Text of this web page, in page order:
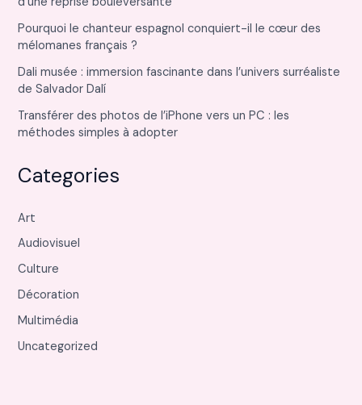
Pourquoi le chanteur espagnol conquiert-il le cœur des
mélomanes français ?
Dali musée : immersion fascinante dans l’univers surréaliste
de Salvador Dalí
Transférer des photos de l’iPhone vers un PC : les
méthodes simples à adopter
Categories
Art
Audiovisuel
Culture
Décoration
Multimédia
Uncategorized